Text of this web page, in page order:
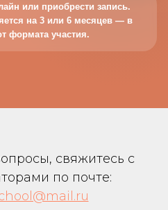
или приобрести запись.
на 3 или 6 месяцев — в
формата участия.
свяжитесь с
по почте: